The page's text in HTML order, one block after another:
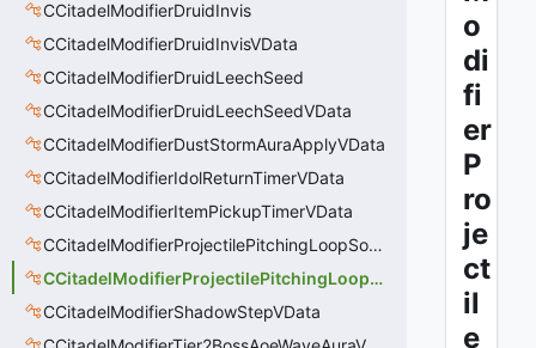
CCitadelModifierDruidInvis
CCitadelModifierDruidInvisVData
CCitadelModifierDruidLeechSeed
CCitadelModifierDruidLeechSeedVData
CCitadelModifierDustStormAuraApplyVData
CCitadelModifierIdolReturnTimerVData
CCitadelModifierItemPickupTimerVData
CCitadelModifierProjectilePitchingLoopSoundThinker
CCitadelModifierProjectilePitchingLoopSoundThinkerVData
CCitadelModifierShadowStepVData
o
di
fi
er
P
ro
je
ct
il
e